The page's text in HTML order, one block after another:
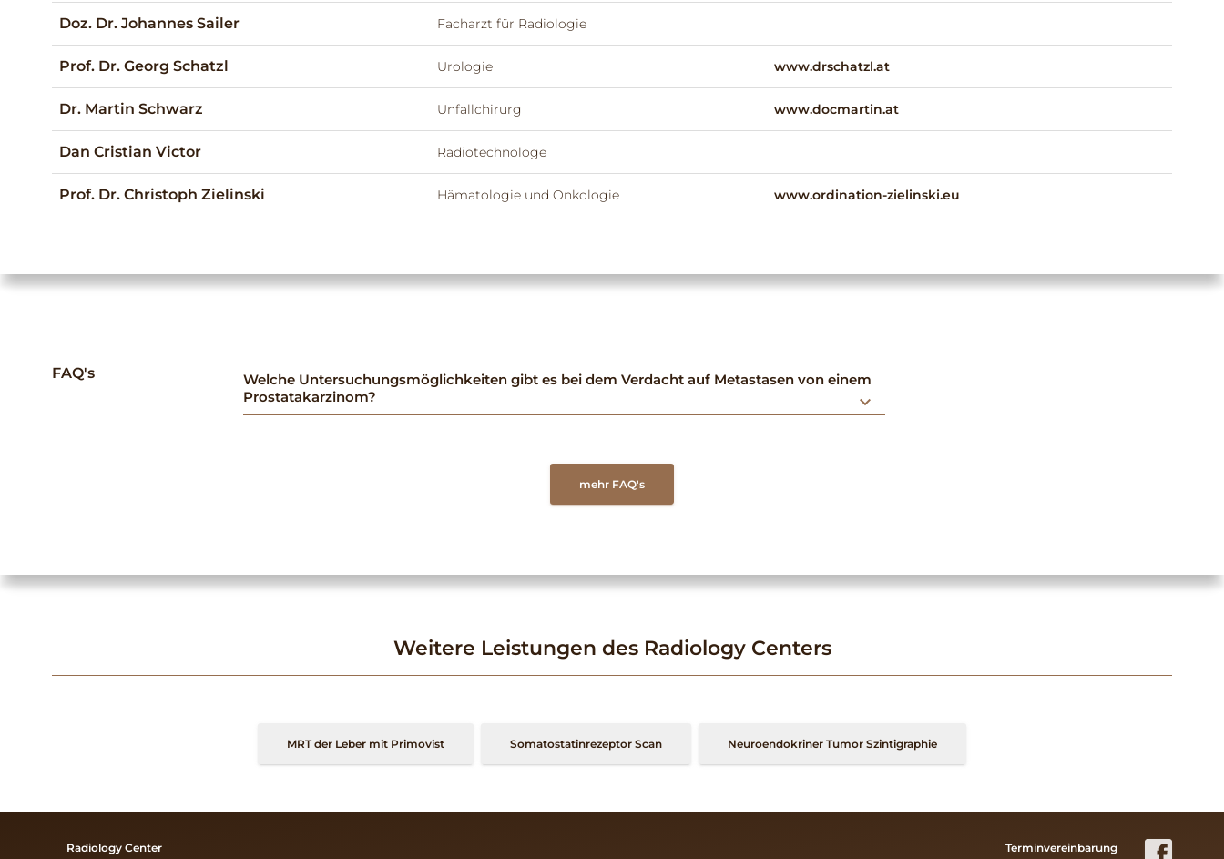
Doz. Dr. Johannes Sailer Facharzt für Radiologie
Prof. Dr. Georg Schatzl Urologie www.drschatzl.at
Dr. Martin Schwarz Unfallchirurg www.docmartin.at
Dan Cristian Victor Radiotechnologe
Prof. Dr. Christoph Zielinski Hämatologie und Onkologie www.ordination-zielinski.eu
FAQ's
Welche Untersuchungsmöglichkeiten gibt es bei dem Verdacht auf Metastasen von einem
Prostatakarzinom?
keyboard_arrow_down
mehr FAQ's
Weitere Leistungen des Radiology Centers
MRT der Leber mit Primovist Somatostatinrezeptor Scan Neuroendokriner Tumor Szintigraphie
Radiology Center
Terminvereinbarung